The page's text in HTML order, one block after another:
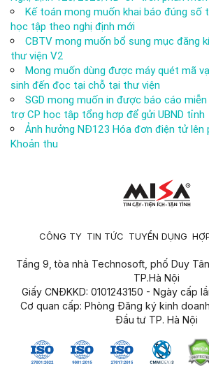
Kế toán mong muốn khai báo đúng số
học tập theo nghị định mới
CBTV mong muốn bổ sung mục đăng
thư viện V2
Mong muốn dùng được máy quét mã
sinh đến đọc tại chỗ tại thư viện
SGD mong muốn in được báo cáo
trợ CP học tập tổng hợp để gửi UBND tỉnh
Ảnh hưởng NĐ123 Hóa đơn điện tử lên
Khoản thu
CÔNG TY TIN TỨC TUYỂN DỤNG
Tầng 9, tòa nhà Technosoft, phố Duy
TP.Hà Nội
Giấy CNĐKKD: 0101243150 - Ngày cấp
Cơ quan cấp: Phòng Đăng ký kinh
Đầu tư TP. Hà Nội